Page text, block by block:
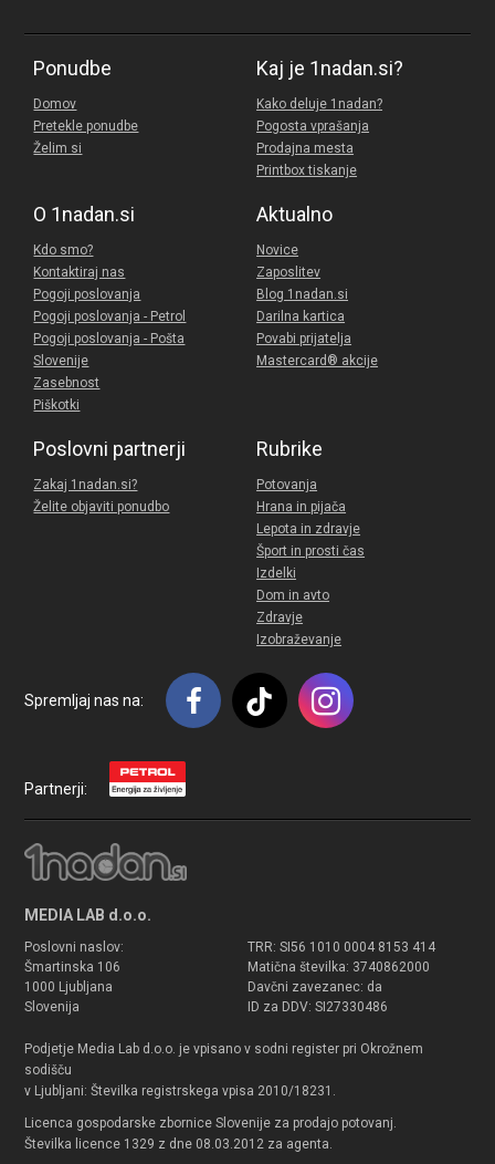
Ponudbe
Domov
Pretekle ponudbe
Želim si
Kaj je 1nadan.si?
Kako deluje 1nadan?
Pogosta vprašanja
Prodajna mesta
Printbox tiskanje
O 1nadan.si
Kdo smo?
Kontaktiraj nas
Pogoji poslovanja
Pogoji poslovanja - Petrol
Pogoji poslovanja - Pošta
Slovenije
Zasebnost
Piškotki
Aktualno
Novice
Zaposlitev
Blog 1nadan.si
Darilna kartica
Povabi prijatelja
Mastercard® akcije
Poslovni partnerji
Zakaj 1nadan.si?
Želite objaviti ponudbo
Rubrike
Potovanja
Hrana in pijača
Lepota in zdravje
Šport in prosti čas
Izdelki
Dom in avto
Zdravje
Izobraževanje
Spremljaj nas na:
Partnerji:
MEDIA LAB d.o.o.
Poslovni naslov:
Šmartinska 106
1000 Ljubljana
Slovenija
TRR: SI56 1010 0004 8153 414
Matična številka: 3740862000
Davčni zavezanec: da
ID za DDV: SI27330486
Podjetje Media Lab d.o.o. je vpisano v sodni register pri Okrožnem
sodišču
v Ljubljani: Številka registrskega vpisa 2010/18231.
Licenca gospodarske zbornice Slovenije za prodajo potovanj.
Številka licence 1329 z dne 08.03.2012 za agenta.